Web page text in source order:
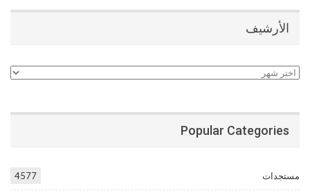
الأرشيف
الأرشيف
Popular Categories
مستجدات 4577